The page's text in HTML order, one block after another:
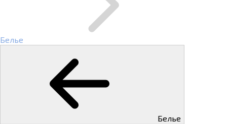
Белье
Белье